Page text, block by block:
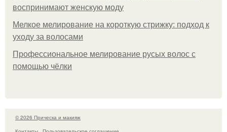
воспринимают женскую моду
Мелкое мелирование на короткую стрижку: подход к
уходу за волосами
Профессиональное мелирование русых волос с
помощью чёлки
© 2026 Прическа и макияж